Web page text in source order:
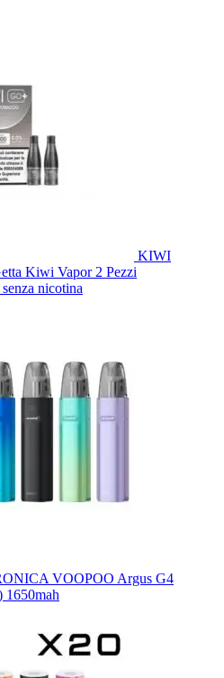
KIWI
Kiwi Vapor 2 Pezzi
nicotina
VOOPOO Argus G4
1650mah